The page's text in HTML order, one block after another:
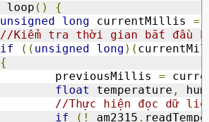
loop ()
{
unsigned
long currentMillis =
//Kiểm tra thời gian bắt đầu
if
(( unsigned long )(
{
		previousMillis
=
float
temperature ,
//Thực hiện đọc dữ
if
(! am2315 .